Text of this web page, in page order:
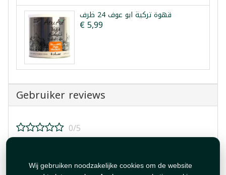
Wij gebruiken noodzakelijke cookies om de website
قهوة تركية ابو عوف 24 ظرف
€ 5,99
Gebruiker reviews
0/5